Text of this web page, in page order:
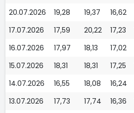
20.07.2026
19,28 19,37 16,62
17.07.2026
17,59 20,22 17,23
16.07.2026
17,97 18,13 17,02
15.07.2026
18,31 18,31 17,25
14.07.2026
16,55 18,08 16,24
13.07.2026
17,73 17,74 16,36